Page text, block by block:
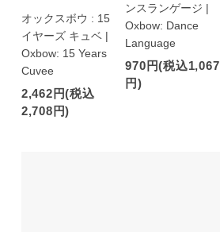
オックスボウ : 15
イヤーズ キュベ |
Oxbow: 15 Years
Cuvee
2,462円(税込
2,708円)
ンスランゲージ |
Oxbow: Dance
Language
970円(税込1,067
円)